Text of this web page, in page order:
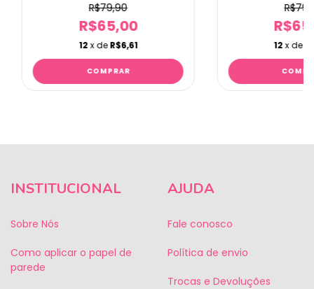
R$79,90
R$65,00
12x deR$6,61 12 x de
INSTITUCIONAL
Sobre Nós
Como aplicar o papel de
parede
AJUDA
Fale conosco
Política de envio
Trocas e Devoluções